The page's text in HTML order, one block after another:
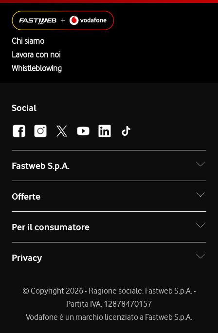
Chi siamo
Lavora con noi
Whistleblowing
Social
Fastweb S.p.A.
Offerte
Per il consumatore
Privacy
© Copyright 2026 - Ragione sociale: Fastweb S.p.A. -
Partita IVA: 12878470157
Vodafone è un marchio licenziato a Fastweb S.p.A.